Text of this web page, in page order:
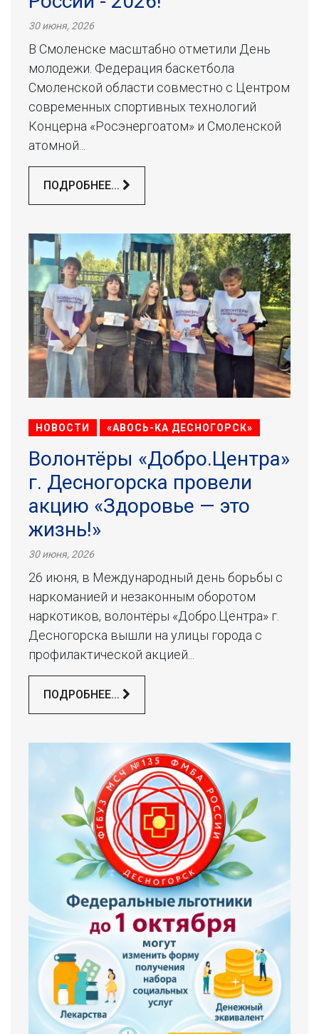
30 июня, 2026
В Смоленске масштабно отметили День
молодежи. Федерация баскетбола
Смоленской области совместно с Центром
современных спортивных технологий
Концерна «Росэнергоатом» и Смоленской
атомной...
ПОДРОБНЕЕ...
НОВОСТИ «АВОСЬ-КА ДЕСНОГОРСК»
Волонтёры «Добро.Центра»
г. Десногорска провели
акцию «Здоровье — это
жизнь!»
30 июня, 2026
26 июня, в Международный день борьбы с
наркоманией и незаконным оборотом
наркотиков, волонтёры «Добро.Центра» г.
Десногорска вышли на улицы города с
профилактической акцией...
ПОДРОБНЕЕ...